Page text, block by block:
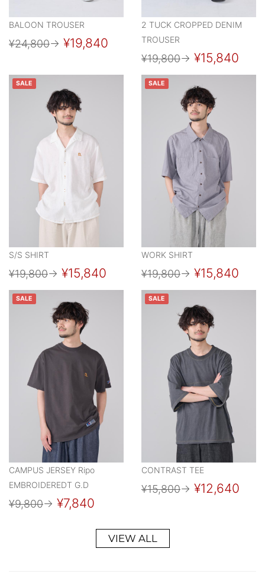
BALOON TROUSER
¥24,800→ ¥19,840
2 TUCK CROPPED DENIM
TROUSER
¥19,800→ ¥15,840
SALE
S/S SHIRT
¥19,800→ ¥15,840
SALE
WORK SHIRT
¥19,800→ ¥15,840
SALE
CAMPUS JERSEY Ripo
EMBROIDEREDT G.D
¥9,800→ ¥7,840
SALE
CONTRAST TEE
¥15,800→ ¥12,640
VIEW ALL